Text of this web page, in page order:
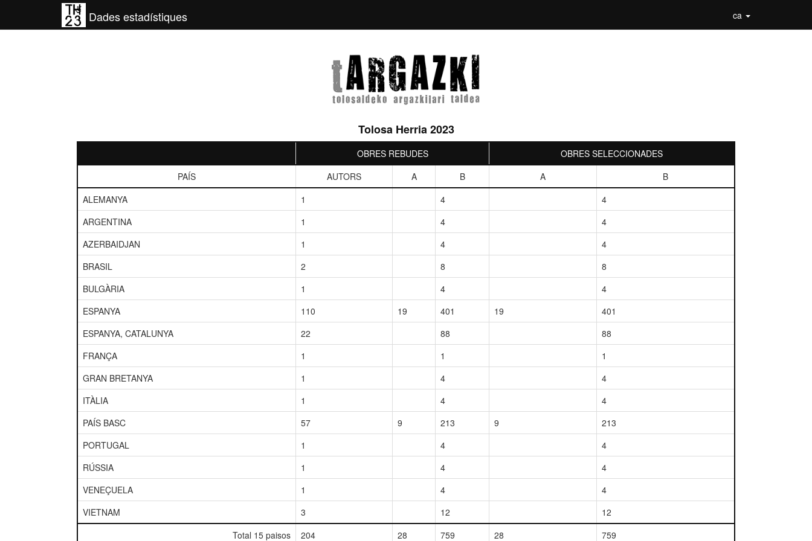
Dades estadístiques ca
Tolosa Herria 2023
OBRES REBUDES
OBRES SELECCIONADES
PAÍS
AUTORS A B A
B
ALEMANYA
1 4
4
ARGENTINA
1 4
4
AZERBAIDJAN
1 4
4
BRASIL
2 8
8
BULGÀRIA
1 4
4
ESPANYA
110 19 401 19
401
ESPANYA, CATALUNYA
22 88
88
FRANÇA
1 1
1
GRAN BRETANYA
1 4
4
ITÀLIA
1 4
4
PAÍS BASC
57 9 213 9
213
PORTUGAL
1 4
4
RÚSSIA
1 4
4
VENEÇUELA
1 4
4
VIETNAM
3 12
12
Total 15 paisos
204 28 759 28 759